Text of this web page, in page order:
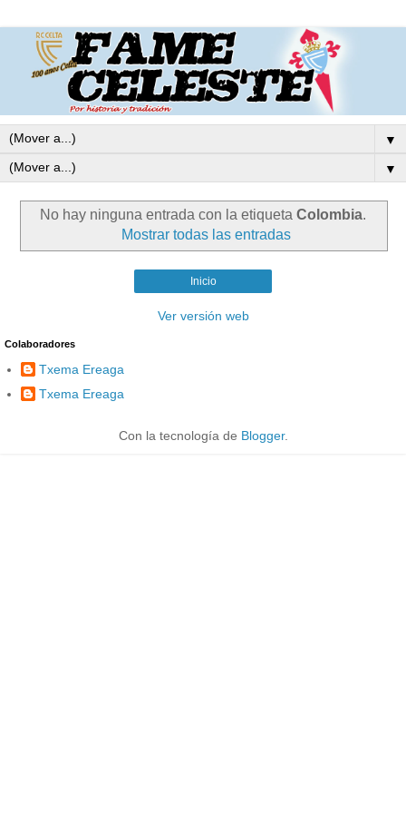
▼
▼
No hay ninguna entrada con la etiqueta Colombia.
Mostrar todas las entradas
Inicio
Ver versión web
Colaboradores
Txema Ereaga
Txema Ereaga
Con la tecnología de Blogger.